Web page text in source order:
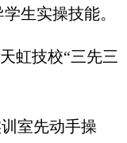
生实操技能。
虹技校“三先三
室先动手操